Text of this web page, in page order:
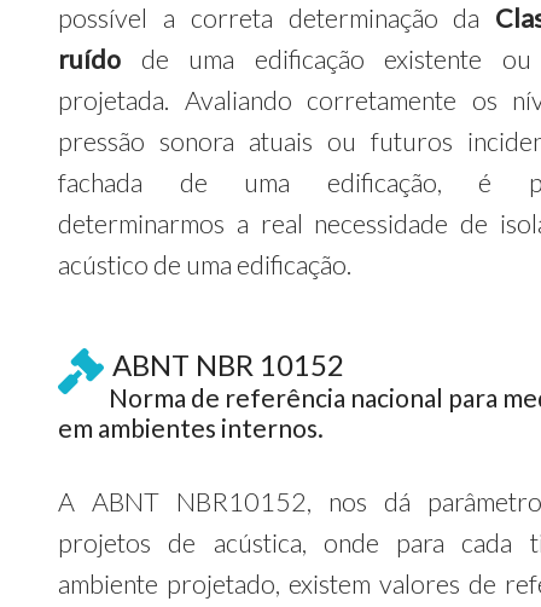
possível a correta determinação da
ruído de uma edificação existente
projetada. Avaliando corretamente os
pressão sonora atuais ou futuros
fachada de uma edificação, é
determinarmos a real necessidade de
acústico de uma edificação.
ABNT NBR 10152
Norma de referência nacional para
em ambientes internos.
A ABNT NBR10152, nos dá
projetos de acústica, onde para cada
ambiente projetado, existem valores de